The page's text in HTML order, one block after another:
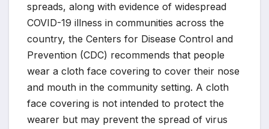
spreads, along with evidence of widespread
COVID-19 illness in communities across the
country, the Centers for Disease Control and
Prevention (CDC) recommends that people
wear a cloth face covering to cover their nose
and mouth in the community setting. A cloth
face covering is not intended to protect the
wearer but may prevent the spread of virus